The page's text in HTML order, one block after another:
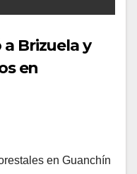
Brizuela y
en
en Guanchín